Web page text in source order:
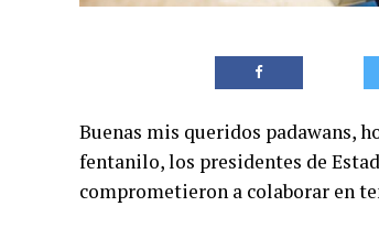
Buenas mis queridos padawans,
fentanilo, los presidentes de
comprometieron a colaborar en